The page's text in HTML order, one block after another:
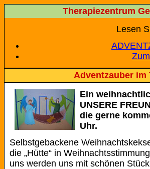
Therapiezentrum
Lesen
Adventzauber im
Ein
UNSERE
die gerne
Uhr.
Selbstgebackene
die „Hütte“ in
uns werden uns mit schönen